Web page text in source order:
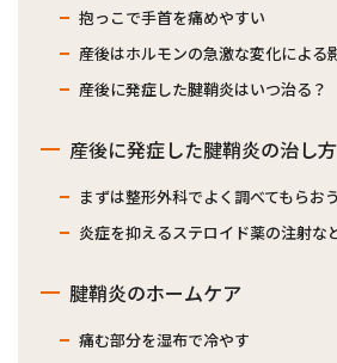
抱っこで手首を痛めやすい
産後はホルモンの急激な変化による
産後に発症した腱鞘炎はいつ治る？
産後に発症した腱鞘炎の治し方
まずは整形外科でよく調べてもらおう
炎症を抑えるステロイド薬の注射な
腱鞘炎のホームケア
痛む部分を湿布で冷やす